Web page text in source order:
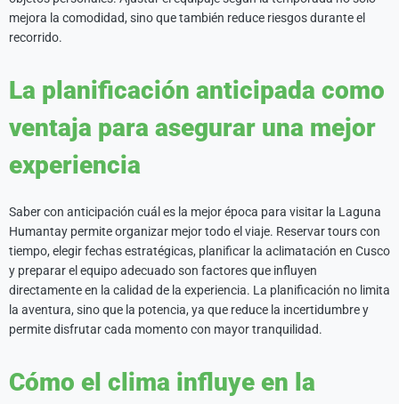
mejora la comodidad, sino que también reduce riesgos durante el
recorrido.
La planificación anticipada como
ventaja para asegurar una mejor
experiencia
Saber con anticipación cuál es la mejor época para visitar la Laguna
Humantay permite organizar mejor todo el viaje. Reservar tours con
tiempo, elegir fechas estratégicas, planificar la aclimatación en Cusco
y preparar el equipo adecuado son factores que influyen
directamente en la calidad de la experiencia. La planificación no limita
la aventura, sino que la potencia, ya que reduce la incertidumbre y
permite disfrutar cada momento con mayor tranquilidad.
Cómo el clima influye en la